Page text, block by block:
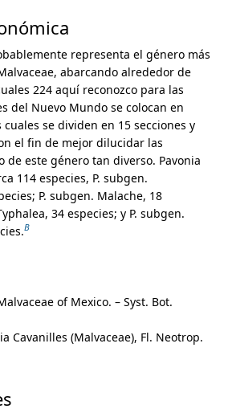
representa el género más
abarcando alrededor de
224 aquí reconozco para las
del Nuevo Mundo se colocan en
se dividen en 15 secciones y
el fin de mejor dilucidar las
de este género tan diverso. Pavonia
114 especies, P. subgen.
P. subgen. Malache, 18
34 especies; y P. subgen.
B
of Mexico. – Syst. Bot.
Cavanilles (Malvaceae), Fl. Neotrop.